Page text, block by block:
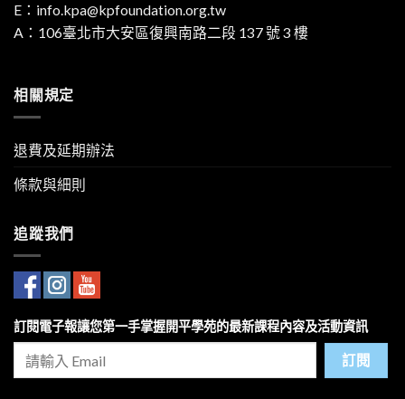
E： info.kpa@kpfoundation.org.tw
A： 106臺北市大安區復興南路二段 137 號 3 樓
相關規定
退費及延期辦法
條款與細則
追蹤我們
訂閱電子報讓您第一手掌握開平學苑的最新課程內容及活動資訊